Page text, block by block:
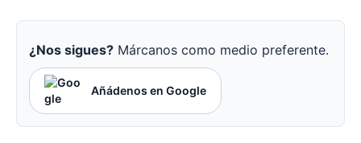
¿Nos sigues? Márcanos como medio preferente.
Añádenos en Google